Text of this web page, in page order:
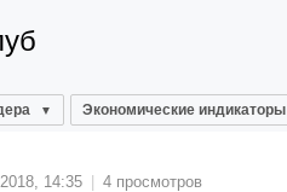
Экономические индикаторы
14:35 | 4 просмотров